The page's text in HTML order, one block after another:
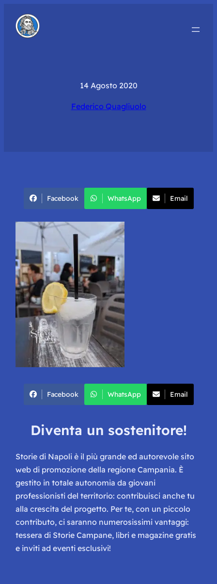
14 Agosto 2020
Federico Quagliuolo
Facebook WhatsApp Email
Facebook WhatsApp Email
Diventa un sostenitore!
Storie di Napoli è il più grande ed autorevole sito
web di promozione della regione Campania. È
gestito in totale autonomia da giovani
professionisti del territorio: contribuisci anche tu
alla crescita del progetto. Per te, con un piccolo
contributo, ci saranno numerosissimi vantaggi:
tessera di Storie Campane, libri e magazine gratis
e inviti ad eventi esclusivi!